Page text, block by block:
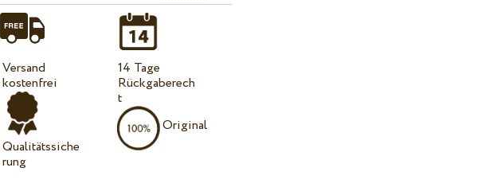
Versand
kostenfrei
Qualitätssiche
rung
14 Tage
Rückgaberech
t
Original